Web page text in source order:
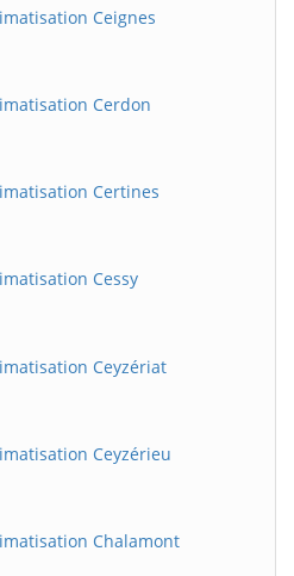
Ceignes
Cerdon
Certines
Cessy
Ceyzériat
Ceyzérieu
Chalamont